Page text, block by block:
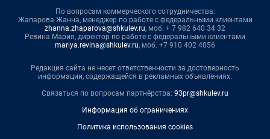
По вопросам коммерческого сотрудничества:
Жапарова Жанна, менеджер по работе с федеральными клиентами
zhanna.zhaparova@shkulev.ru, моб. + 7 982 640 34 32
Ревина Мария, директор по работе с федеральными клиентами
mariya.revina@shkulev.ru, моб. +7 910 402 4056
Редакция сайта не несет ответственности за достоверность
информации, содержащейся в рекламных объявлениях.
Связаться по вопросам партнёрства: 93pr@shkulev.ru
Информация об ограничениях
Политика использования cookies